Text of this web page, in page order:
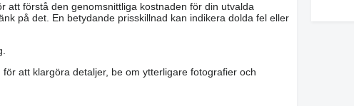
att förstå den genomsnittliga kostnaden för din utvalda
på det. En betydande prisskillnad kan indikera dolda fel eller
att klargöra detaljer, be om ytterligare fotografier och